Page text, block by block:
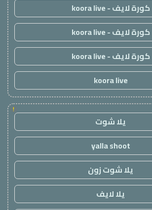
كورة لايف - koora live
كورة لايف - koora live
كورة لايف - koora live
koora live
!
يلا شوت
yalla shoot
يلا شوت زون
يلا لايف